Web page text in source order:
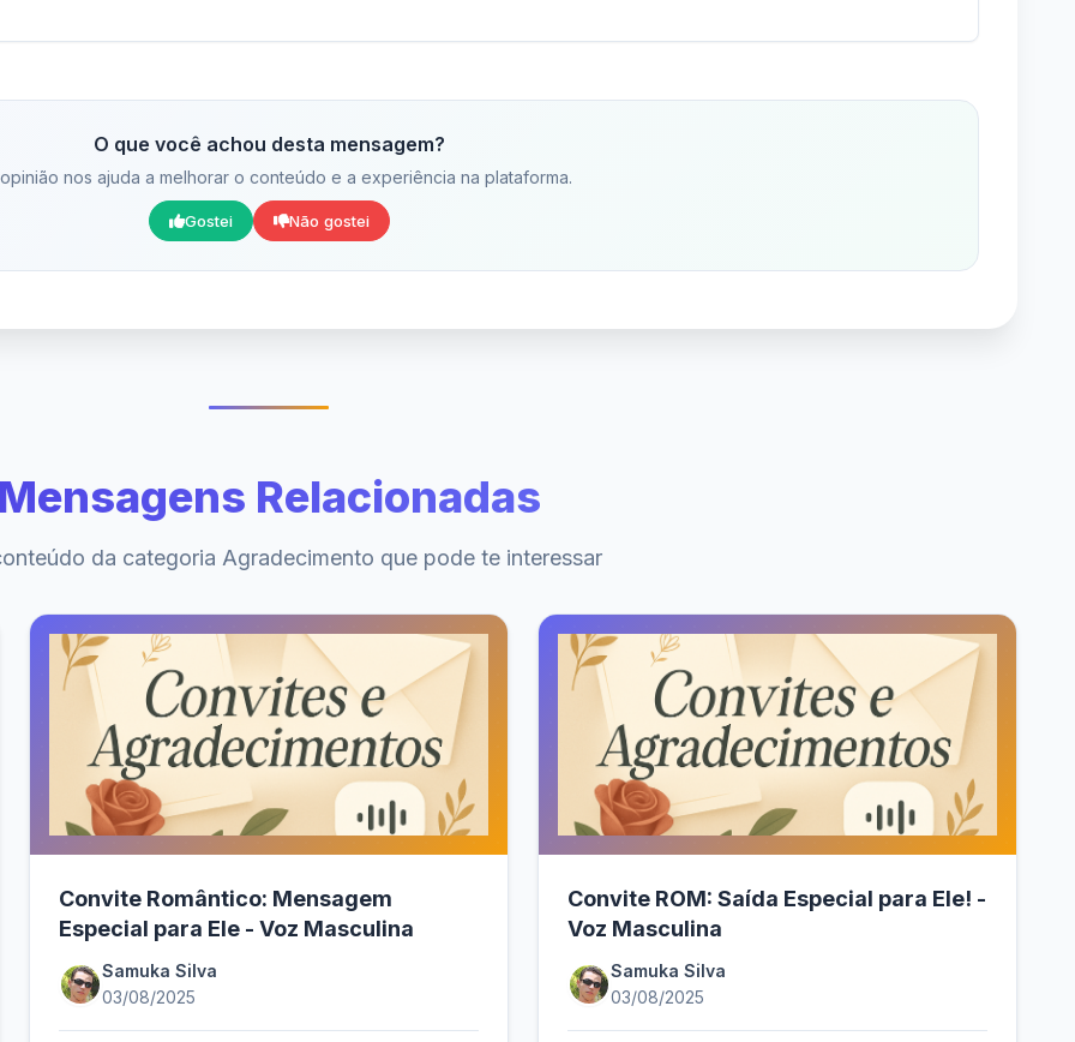
O que você achou desta mensagem?
nos ajuda a melhorar o conteúdo e a experiência na plataforma.
Gostei Não gostei
Relacionadas
da categoria Agradecimento que pode te interessar
Convite Romântico: Mensagem
Especial para Ele - Voz Masculina
Samuka Silva
03/08/2025
Convite ROM: Saída Especial para Ele! -
Voz Masculina
Samuka Silva
03/08/2025